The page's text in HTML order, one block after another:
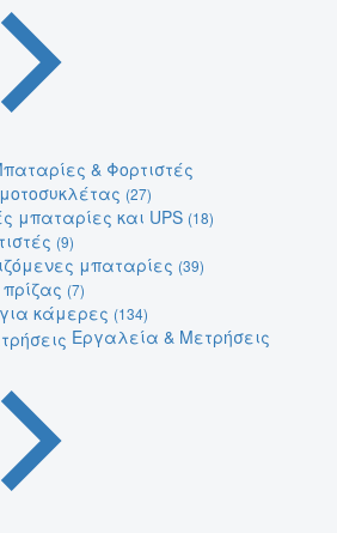
& Φορτιστές
(27)
μπαταρίες και UPS (18)
(9)
μπαταρίες (39)
(7)
κάμερες (134)
Εργαλεία & Μετρήσεις